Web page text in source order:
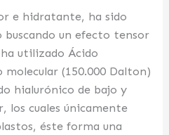
e hidratante, ha sido
buscando un efecto tensor
utilizado Ácido
(150.000 Dalton)
hialurónico de bajo y
los cuales únicamente
éste forma una